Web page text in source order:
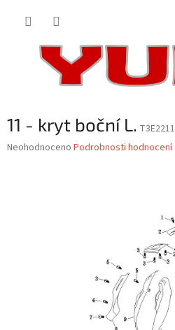
11 - kryt boční L. T3E2211
Průměrné
Neohodnoceno Podrobnosti hodnocení